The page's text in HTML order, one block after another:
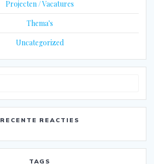
Projecten / Vacatures
Thema's
Uncategorized
RECENTE REACTIES
TAGS